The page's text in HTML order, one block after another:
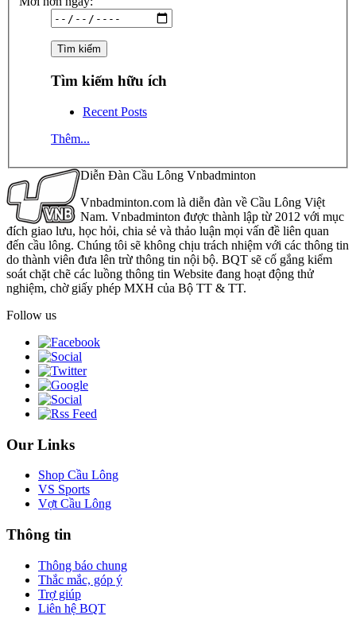
Tìm kiếm hữu ích
Recent Posts
Thêm...
Diễn Đàn Cầu Lông Vnbadminton
Vnbadminton.com là diễn đàn về Cầu Lông Việt
Nam. Vnbadminton được thành lập từ 2012 với mục
đích giao lưu, học hỏi, chia sẻ và thảo luận mọi vấn đề liên quan
đến cầu lông. Chúng tôi sẽ không chịu trách nhiệm với các thông tin
do thành viên đưa lên trừ thông tin nội bộ. BQT sẽ cố gắng kiểm
soát chặt chẽ các luồng thông tin Website đang hoạt động thử
nghiệm, chờ giấy phép MXH của Bộ TT & TT.
Follow us
Our Links
Shop Cầu Lông
VS Sports
Vợt Cầu Lông
Thông tin
Thông báo chung
Thắc mắc, góp ý
Trợ giúp
Liên hệ BQT